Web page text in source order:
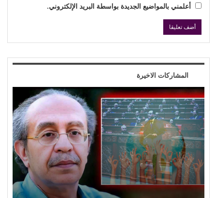
أعلمني بالمواضيع الجديدة بواسطة البريد الإلكتروني.
المشاركات الاخيرة